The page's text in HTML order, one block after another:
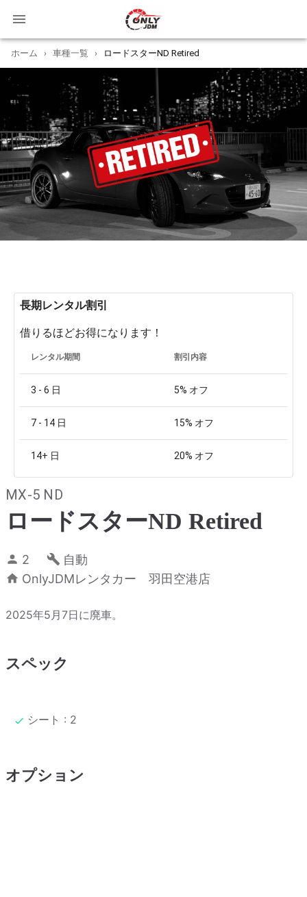
ホーム › 車種一覧 › ロードスターND Retired
長期レンタル割引
借りるほどお得になります！
レンタル期間 割引内容
3 - 6 日 5% オフ
7 - 14 日 15% オフ
14+ 日 20% オフ
MX-5 ND
ロードスターND Retired
2
自動
OnlyJDMレンタカー 羽田空港店
2025年5月7日に廃車。
スペック
シート : 2
オプション